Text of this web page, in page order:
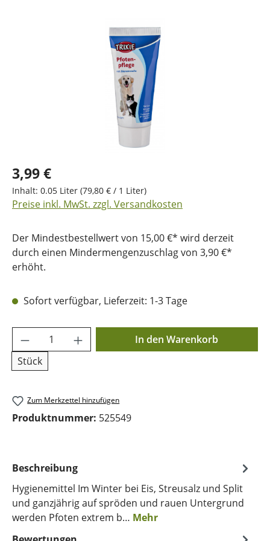
Bildergalerie überspringen
3,99 €
Inhalt: 0.05 Liter (79,80 € / 1 Liter)
Preise inkl. MwSt. zzgl. Versandkosten
Der Mindestbestellwert von 15,00 €* wird derzeit
durch einen Mindermengenzuschlag von 3,90 €*
erhöht.
Sofort verfügbar, Lieferzeit: 1-3 Tage
Produkt Anzahl: Gib den gewünschten
Stück
In den Warenkorb
Zum Merkzettel hinzufügen
Produktnummer: 525549
Beschreibung
Hygienemittel Im Winter bei Eis, Streusalz und Split
und ganzjährig auf spröden und rauen Untergrund
werden Pfoten extrem b… Mehr